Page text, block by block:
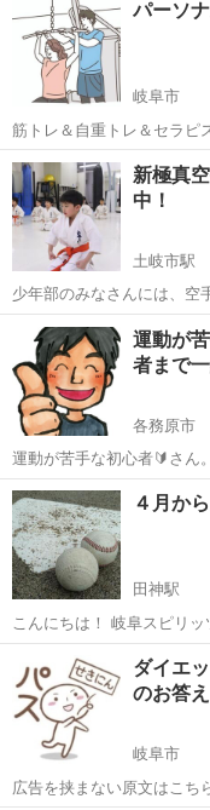
パーソ
岐阜市
筋トレ＆自重トレ＆セラピ
て、格安でさせていただきます！ 僕が（20代後半）西岐
でいて、車ある方限定でお願いします！ 僕の
の通りです。 岐阜大会：優...
岐阜 岐阜市 その他
新極真
中！
土岐市駅
少年部のみなさんには、空
力」を育てます。慣れてき
かって努力出来る力を養
中、時間を惜しんで参加し
岐阜 土岐市 土岐
運動が
者まで
各務原市
運動が苦手な初心者🔰さん
う。 「運動や柔軟しなくっちゃね〜」と思ってはいるけど、なかなか
きっかけが...。 「何をしたら良いのかわからない...」その気持ち分か
ります。 ...
岐阜 各務原市 そ
４月か
田神駅
こんにちは！ 岐阜スピリ
ら高校生、社会人の野球初
す。 ４月から少し枠が空きますのでこの機会に是非ご利用ください！
まずは無料体験レッスンに
田神駅
ダイエ
のお答え
岐阜市
広告を挟まない原文はこち